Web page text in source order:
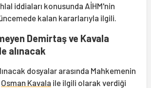
iddiaları konusunda AİHM'nin
kalan kararlarıyla ilgili.
Demirtaş ve Kavala
alınacak
dosyalar arasında Mahkemenin
Osman Kavala ile ilgili olarak verdiği